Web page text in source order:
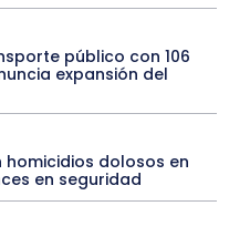
público con 106
expansión del
homicidios dolosos en
en seguridad